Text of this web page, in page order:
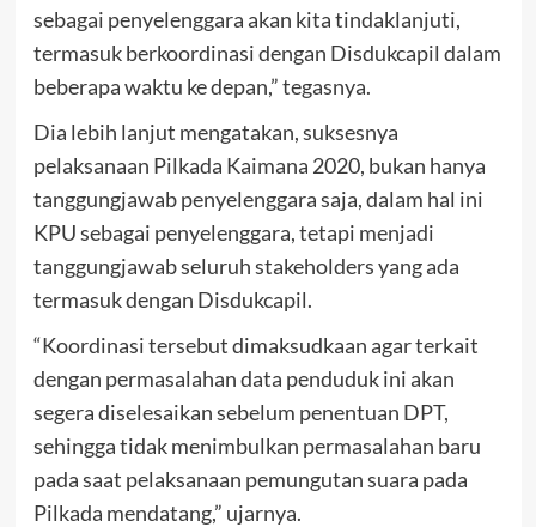
sebagai penyelenggara akan kita tindaklanjuti,
termasuk berkoordinasi dengan Disdukcapil dalam
beberapa waktu ke depan,” tegasnya.
Dia lebih lanjut mengatakan, suksesnya
pelaksanaan Pilkada Kaimana 2020, bukan hanya
tanggungjawab penyelenggara saja, dalam hal ini
KPU sebagai penyelenggara, tetapi menjadi
tanggungjawab seluruh stakeholders yang ada
termasuk dengan Disdukcapil.
“Koordinasi tersebut dimaksudkaan agar terkait
dengan permasalahan data penduduk ini akan
segera diselesaikan sebelum penentuan DPT,
sehingga tidak menimbulkan permasalahan baru
pada saat pelaksanaan pemungutan suara pada
Pilkada mendatang,” ujarnya.